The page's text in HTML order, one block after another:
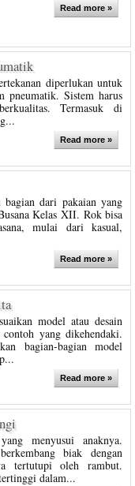
Read more »
diperlukan untuk
pneumatik. Sistem harus
Termasuk di
Read more »
bagian dari pakaian yang
Kelas XII. Rok bisa
mulai dari kasual,
Read more »
model atau desain
yang dikehendaki.
bagian-bagian model
Read more »
menyusui anaknya.
biak dengan
tertutupi oleh rambut.
dalam...